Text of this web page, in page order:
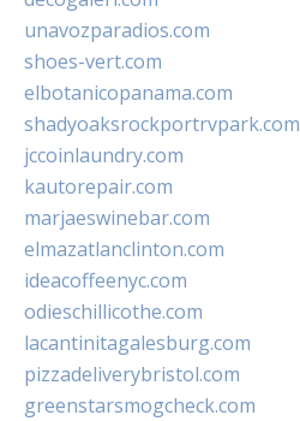
unavozparadios.com
shoes-vert.com
elbotanicopanama.com
shadyoaksrockportrvpark.com
jccoinlaundry.com
kautorepair.com
marjaeswinebar.com
elmazatlanclinton.com
ideacoffeenyc.com
odieschillicothe.com
lacantinitagalesburg.com
pizzadeliverybristol.com
greenstarsmogcheck.com